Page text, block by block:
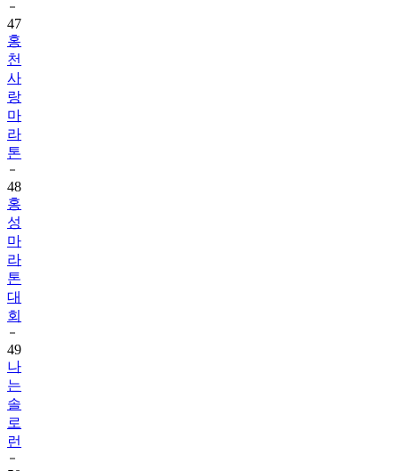
47
홍
천
사
랑
마
라
톤
48
홍
성
마
라
톤
대
회
49
나
는
솔
로
런